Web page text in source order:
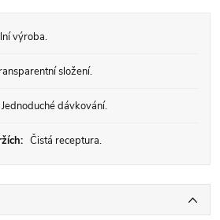
výroba.
složení.
Jednoduché dávkování.
Čistá receptura.